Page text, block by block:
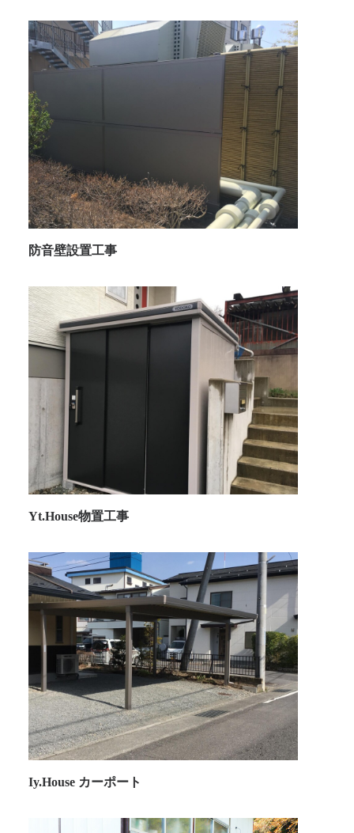
防音壁設置工事
Yt.House物置工事
Iy.House カーポート